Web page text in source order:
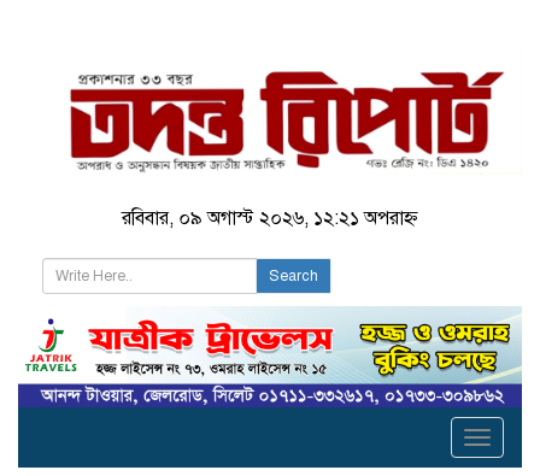
রবিবার, ০৯ অগাস্ট ২০২৬, ১২:২১ অপরাহ্ন
Search
Toggle